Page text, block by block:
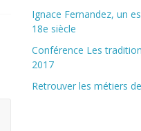
Ignace Fernandez, un
18e siècle
Conférence Les
2017
Retrouver les métiers